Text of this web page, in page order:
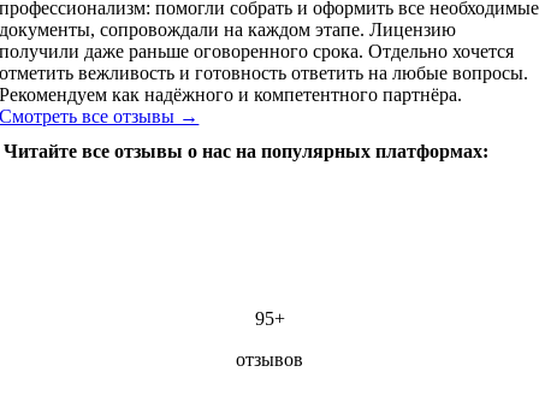
профессионализм: помогли собрать и оформить все необходимые
документы, сопровождали на каждом этапе. Лицензию
получили даже раньше оговоренного срока. Отдельно хочется
отметить вежливость и готовность ответить на любые вопросы.
Рекомендуем как надёжного и компетентного партнёра.
Смотреть все отзывы →
Читайте все отзывы о нас на популярных платформах:
95+
отзывов